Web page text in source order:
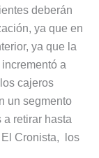
deberán
ya que en
ya que la
a
cajeros
un segmento
retirar hasta
El Cronista, los